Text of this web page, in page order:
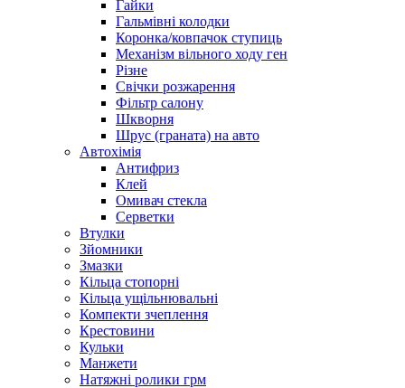
Гайки
Гальмівні колодки
Коронка/ковпачок ступиць
Механізм вільного ходу ген
Різне
Свічки розжарення
Фільтр салону
Шкворня
Шрус (граната) на авто
Автохімія
Антифриз
Клей
Омивач стекла
Серветки
Втулки
Зйомники
Змазки
Кільца стопорні
Кільца ущільнювальні
Компекти зчеплення
Крестовини
Кульки
Манжети
Натяжні ролики грм